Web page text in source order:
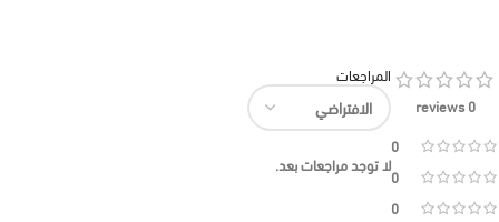
0 reviews
0
0
0
المراجعات
لا توجد مراجعات بعد.